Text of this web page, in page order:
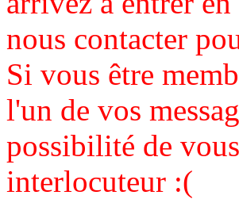
nous contacter
Si vous être
l'un de vos
possibilité de
interlocuteur :(